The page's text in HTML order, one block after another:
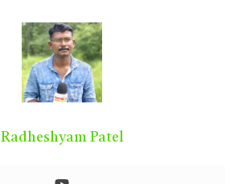
Radheshyam Patel